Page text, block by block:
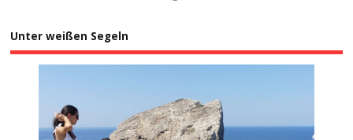
Unter weißen Segeln